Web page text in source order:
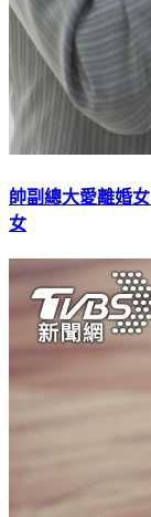
帥副總大愛離婚
女